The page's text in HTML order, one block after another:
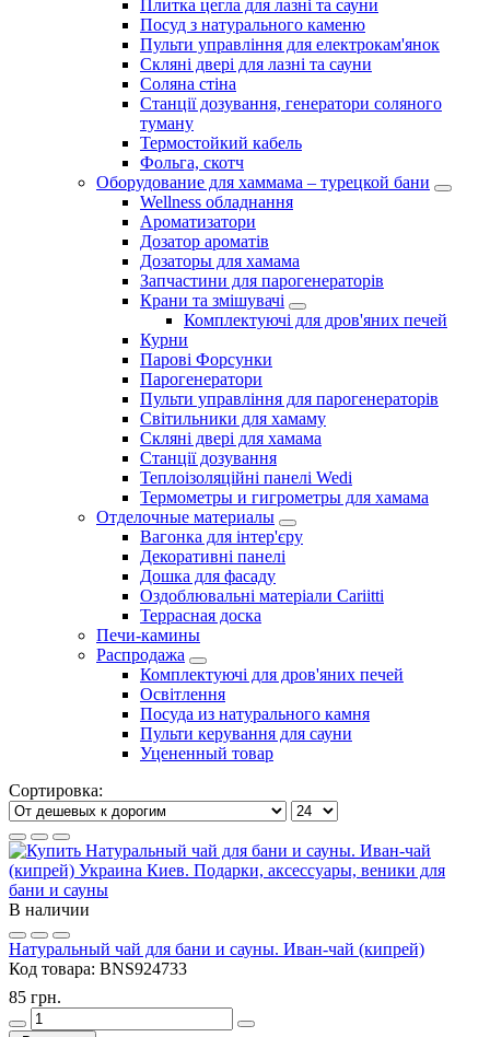
Плитка цегла для лазні та сауни
Посуд з натурального каменю
Пульти управління для електрокам'янок
Скляні двері для лазні та сауни
Соляна стіна
Станції дозування, генератори соляного
туману
Термостойкий кабель
Фольга, скотч
Оборудование для хаммама – турецкой бани
Wellness обладнання
Ароматизатори
Дозатор ароматів
Дозаторы для хамама
Запчастини для парогенераторів
Крани та змішувачі
Комплектуючі для дров'яних печей
Курни
Парові Форсунки
Парогенератори
Пульти управління для парогенераторів
Світильники для хамаму
Скляні двері для хамама
Станції дозування
Теплоізоляційні панелі Wedi
Термометры и гигрометры для хамама
Отделочные материалы
Вагонка для інтер'єру
Декоративні панелі
Дошка для фасаду
Оздоблювальні матеріали Cariitti
Террасная доска
Печи-камины
Распродажа
Комплектуючі для дров'яних печей
Освітлення
Посуда из натурального камня
Пульти керування для сауни
Уцененный товар
Сортировка:
В наличии
Натуральный чай для бани и сауны. Иван-чай (кипрей)
Код товара: BNS924733
85 грн.